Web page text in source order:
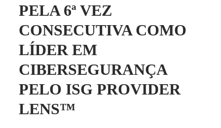
PELA 6ª VEZ
CONSECUTIVA COMO
LÍDER EM
CIBERSEGURANÇA
PELO ISG PROVIDER
LENS™